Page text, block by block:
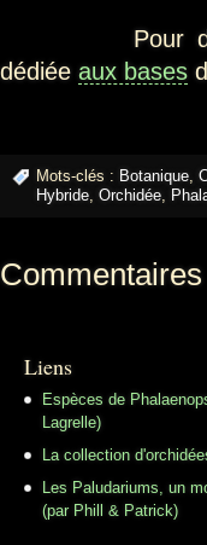
Pour de plus
dédiée aux bases
Mots-clés : Botanique,
Hybride, Orchidée,
Liens
Espèces de
Lagrelle)
La collection
Les Paludariums, un
(par Phill & Patrick)